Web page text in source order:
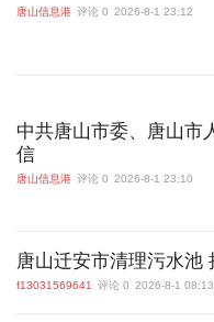
唐山信息港 评论 0 2026-8-1 23:12
中共唐山市委、唐山市
信
唐山信息港 评论 0 2026-8-1 23:10
唐山迁安市清理污水池
f13031569641 评论 0 2026-8-1 08:13